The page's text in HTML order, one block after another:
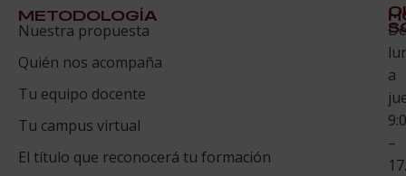
METODOLOGÍA
Nuestra propuesta
Quién nos acompaña
Tu equipo docente
Tu campus virtual
El título que reconocerá tu formación
Te
De
a
–